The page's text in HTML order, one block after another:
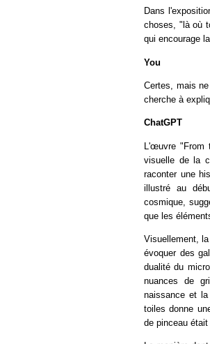
Dans
choses, "là où
qui encourage
You
Certes, mais
cherche à
ChatGPT
L'œuvre
visuelle de la
raconter une
illustré au
cosmique,
que les
Visuellement,
évoquer des
dualité du
nuances de
naissance et
toiles donne
de pinceau